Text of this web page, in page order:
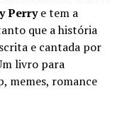
Perrye tem a
que a história
e cantada por
livro para
memes, romance